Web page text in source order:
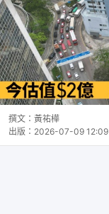
撰文： 黃祐樺
出版： 2026-07-09 12:09